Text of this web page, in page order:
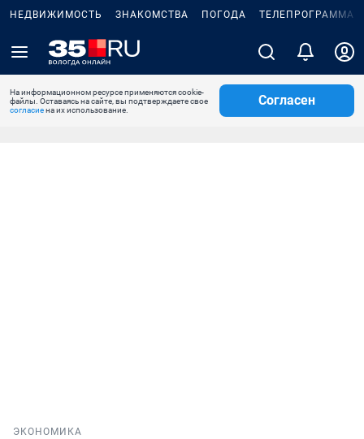
НЕДВИЖИМОСТЬ ЗНАКОМСТВА ПОГОДА ТЕЛЕПРОГРАММА
На информационном ресурсе применяются cookie-
файлы. Оставаясь на сайте, вы подтверждаете свое
согласиена их использование.
Согласен
ЭКОНОМИКА